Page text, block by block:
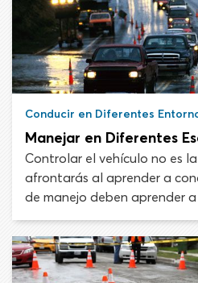
de tus pasajeros.
Conducir en Diferentes
Manejar en Diferentes
Controlar el vehículo no es
afrontarás al aprender a
de manejo deben aprender
comportamiento de
habilidades de control del
a diferentes escenarios de
riesgos que conllevan. El